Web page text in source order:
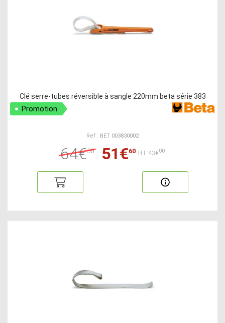
Clé serre-tubes réversible à sangle 220mm beta série 383
Promotion
Ref : BET 003830002
64€50 51€60 HT:43€00